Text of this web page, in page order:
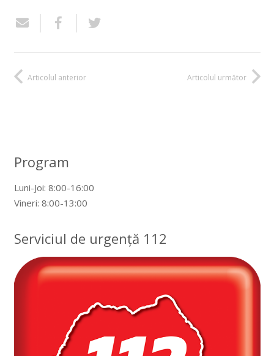
Articolul anterior Articolul următor
Program
Luni-Joi: 8:00-16:00
Vineri: 8:00-13:00
Serviciul de urgență 112